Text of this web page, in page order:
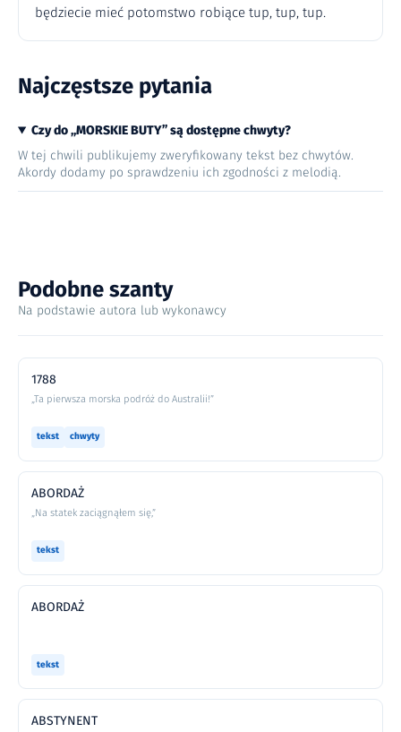
będziecie mieć potomstwo robiące tup, tup, tup.
Najczęstsze pytania
Czy do „MORSKIE BUTY” są dostępne chwyty?
W tej chwili publikujemy zweryfikowany tekst bez chwytów.
Akordy dodamy po sprawdzeniu ich zgodności z melodią.
Podobne szanty
Na podstawie autora lub wykonawcy
1788
„Ta pierwsza morska podróż do Australii!”
tekst chwyty
ABORDAŻ
„Na statek zaciągnąłem się,”
tekst
ABORDAŻ
tekst
ABSTYNENT